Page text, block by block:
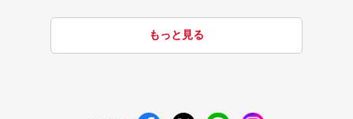
もっと見る